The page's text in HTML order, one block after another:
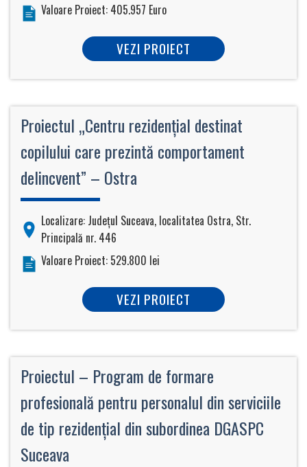
Valoare Proiect: 405.957 Euro
VEZI PROIECT
Proiectul „Centru rezidenţial destinat
copilului care prezintă comportament
delincvent” – Ostra
Localizare: Judeţul Suceava, localitatea Ostra, Str.
Principală nr. 446
Valoare Proiect: 529.800 lei
VEZI PROIECT
Proiectul – Program de formare
profesională pentru personalul din serviciile
de tip rezidenţial din subordinea DGASPC
Suceava